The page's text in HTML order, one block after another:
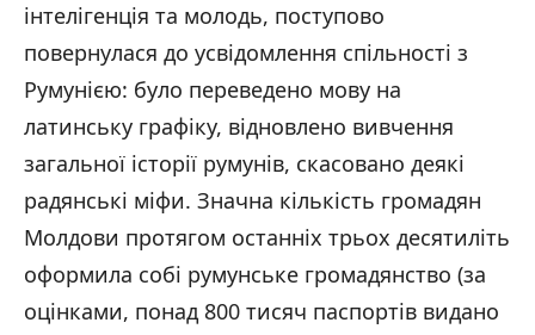
інтелігенція та молодь, поступово
повернулася до усвідомлення спільності з
Румунією: було переведено мову на
латинську графіку, відновлено вивчення
загальної історії румунів, скасовано деякі
радянські міфи. Значна кількість громадян
Молдови протягом останніх трьох десятиліть
оформила собі румунське громадянство (за
оцінками, понад 800 тисяч паспортів видано